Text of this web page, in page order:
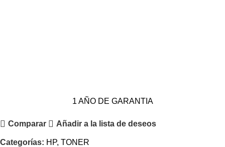
1 AÑO DE GARANTIA
Comparar Añadir a la lista de deseos
Categorías: HP, TONER